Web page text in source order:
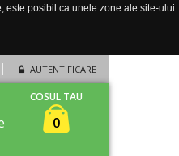
este posibil ca unele zone ale site-ului
AUTENTIFICARE
COSUL TAU
0